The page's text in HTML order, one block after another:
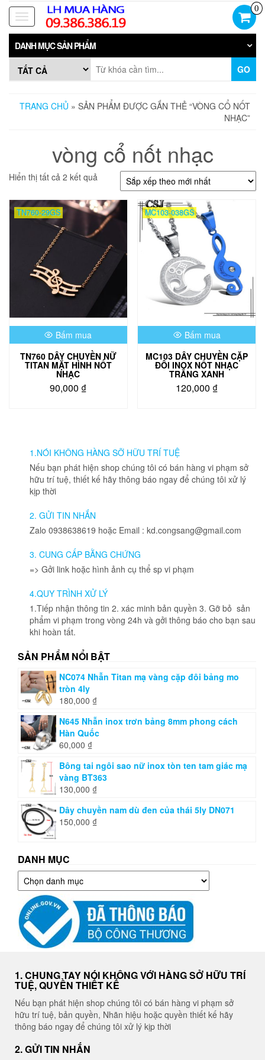
Skip
the
content
Toggle
navigation
0
DANH MỤC SẢN PHẨM
GO
TRANG CHỦ » SẢN PHẨM ĐƯỢC GẮN THẺ “VÒNG CỔ NỐT
NHẠC”
vòng cổ nốt nhạc
Hiển thị tất cả 2 kết quả
xếp
theo
mới
nhất
TN760-29GS
Bấm mua
TN760 DÂY CHUYỀN NỮ
TITAN MẶT HÌNH NỐT
NHẠC
90,000 ₫
MC103-038GS
Bấm mua
MC103 DÂY CHUYỀN CẶP
ĐÔI INOX NỐT NHẠC
TRẮNG XANH
120,000 ₫
1.NÓI KHÔNG HÀNG SỠ HỮU TRÍ TUỆ
Nếu bạn phát hiện shop chúng tôi có bán hàng vi phạm sở
hữu trí tuệ, thiết kế hãy thông báo ngay để chúng tôi xử lý
kịp thời
2. GỬI TIN NHẮN
Zalo 0938638619 hoặc Email : kd.congsang@gmail.com
3. CUNG CẤP BẰNG CHỨNG
=> Gởi link hoặc hình ảnh cụ thể sp vi phạm
4.QUY TRÌNH XỬ LÝ
1.Tiếp nhận thông tin 2. xác minh bản quyền 3. Gỡ bỏ sản
phẩm vi phạm trong vòng 24h và gởi thông báo cho bạn sau
khi hoàn tất.
SẢN PHẨM NỔI BẬT
NC074 Nhẫn Titan mạ vàng cặp đôi bảng mo
tròn 4ly
180,000 ₫
N645 Nhẫn inox trơn bảng 8mm phong cách
Hàn Quốc
60,000 ₫
Bông tai ngôi sao nữ inox tòn ten tam giác mạ
vàng BT363
130,000 ₫
Dây chuyền nam dù đen của thái 5ly DN071
150,000 ₫
DANH MỤC
Danh
mục
1. CHUNG TAY NÓI KHÔNG VỚI HÀNG SỞ HỮU TRÍ
TUỆ, QUYỀN THIẾT KẾ
Nếu bạn phát hiện shop chúng tôi có bán hàng vi phạm sở
hữu trí tuệ, bản quyền, Nhãn hiệu hoặc quyền thiết kế hãy
thông báo ngay để chúng tôi xử lý kịp thời
2. GỬI TIN NHẮN